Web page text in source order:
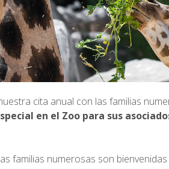
cita anual con las familias
en el Zoo para sus
familias numerosas son